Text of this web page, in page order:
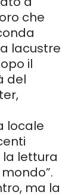
che
lacustre
il
del
locale
lettura
ma la